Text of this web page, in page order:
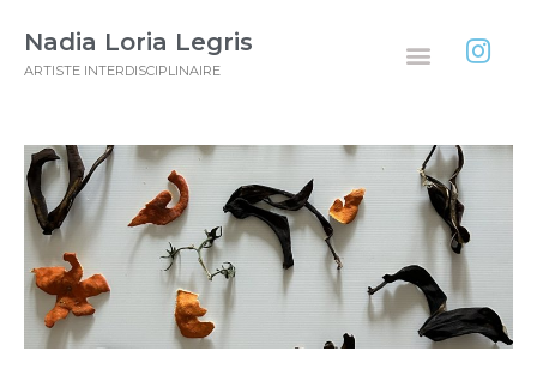
Nadia Loria Legris
ARTISTE INTERDISCIPLINAIRE